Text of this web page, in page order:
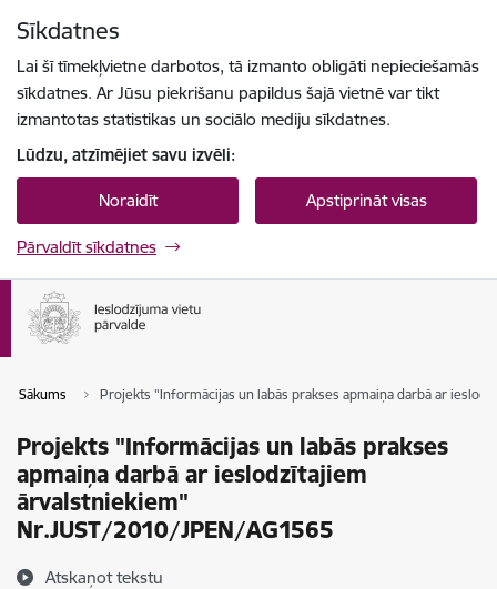
Sīkdatnes
Lai šī tīmekļvietne darbotos, tā izmanto obligāti nepieciešamās
sīkdatnes. Ar Jūsu piekrišanu papildus šajā vietnē var tikt
izmantotas statistikas un sociālo mediju sīkdatnes.
Lūdzu, atzīmējiet savu izvēli:
Noraidīt Apstiprināt visas
Pārvaldīt sīkdatnes
Sākums Projekts "Informācijas un labās prakses apmaiņa darbā ar
Projekts "Informācijas un labās prakses
apmaiņa darbā ar ieslodzītajiem
ārvalstniekiem"
Nr.JUST/2010/JPEN/AG1565
Atskaņot tekstu